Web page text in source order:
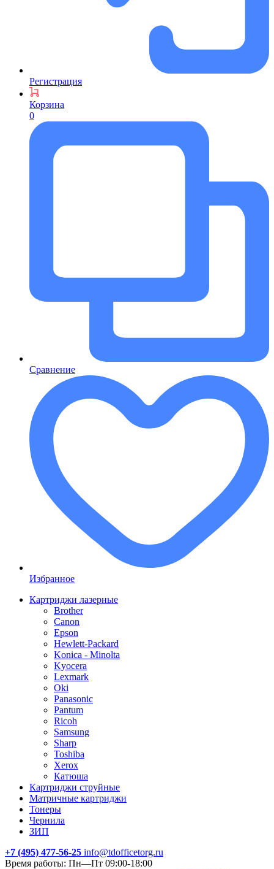
Регистрация
Корзина
0
Сравнение
Избранное
Картриджи лазерные
Brother
Canon
Epson
Hewlett-Packard
Konica - Minolta
Kyocera
Lexmark
Oki
Panasonic
Pantum
Ricoh
Samsung
Sharp
Toshiba
Xerox
Катюша
Картриджи струйные
Матричные картриджи
Тонеры
Чернила
ЗИП
+7 (495) 477-56-25 info@tdofficetorg.ru
Время работы: Пн—Пт 09:00-18:00